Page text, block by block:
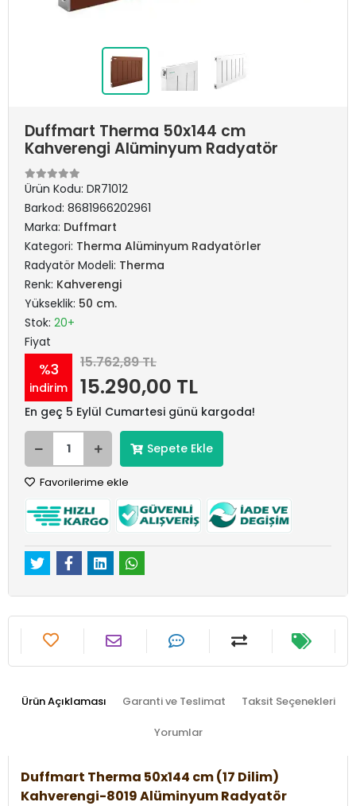
Duffmart Therma 50x144 cm
Kahverengi Alüminyum Radyatör
Ürün Kodu: DR71012
Barkod: 8681966202961
Marka: Duffmart
Kategori: Therma Alüminyum Radyatörler
Radyatör Modeli: Therma
Renk: Kahverengi
Yükseklik: 50 cm.
Stok: 20+
Fiyat
%3
indirim
15.762,89 TL
15.290,00 TL
En geç 5 Eylül Cumartesi günü kargoda!
Sepete Ekle
Favorilerime ekle
Ürün Açıklaması Garanti ve Teslimat Taksit Seçenekleri
Yorumlar
Duffmart Therma 50x144 cm (17 Dilim)
Kahverengi-8019 Alüminyum Radyatör